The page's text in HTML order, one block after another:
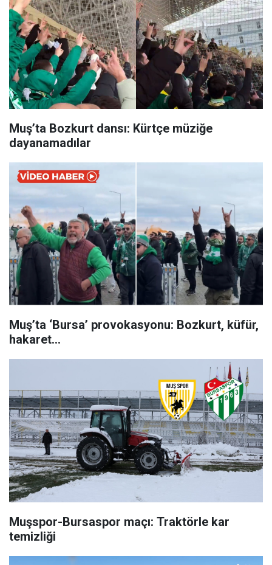
Muş’ta Bozkurt dansı: Kürtçe müziğe
dayanamadılar
Muş’ta ‘Bursa’ provokasyonu: Bozkurt, küfür,
hakaret…
Muşspor-Bursaspor maçı: Traktörle kar
temizliği